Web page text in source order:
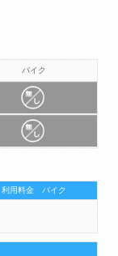
バイク
利用料金 バイク